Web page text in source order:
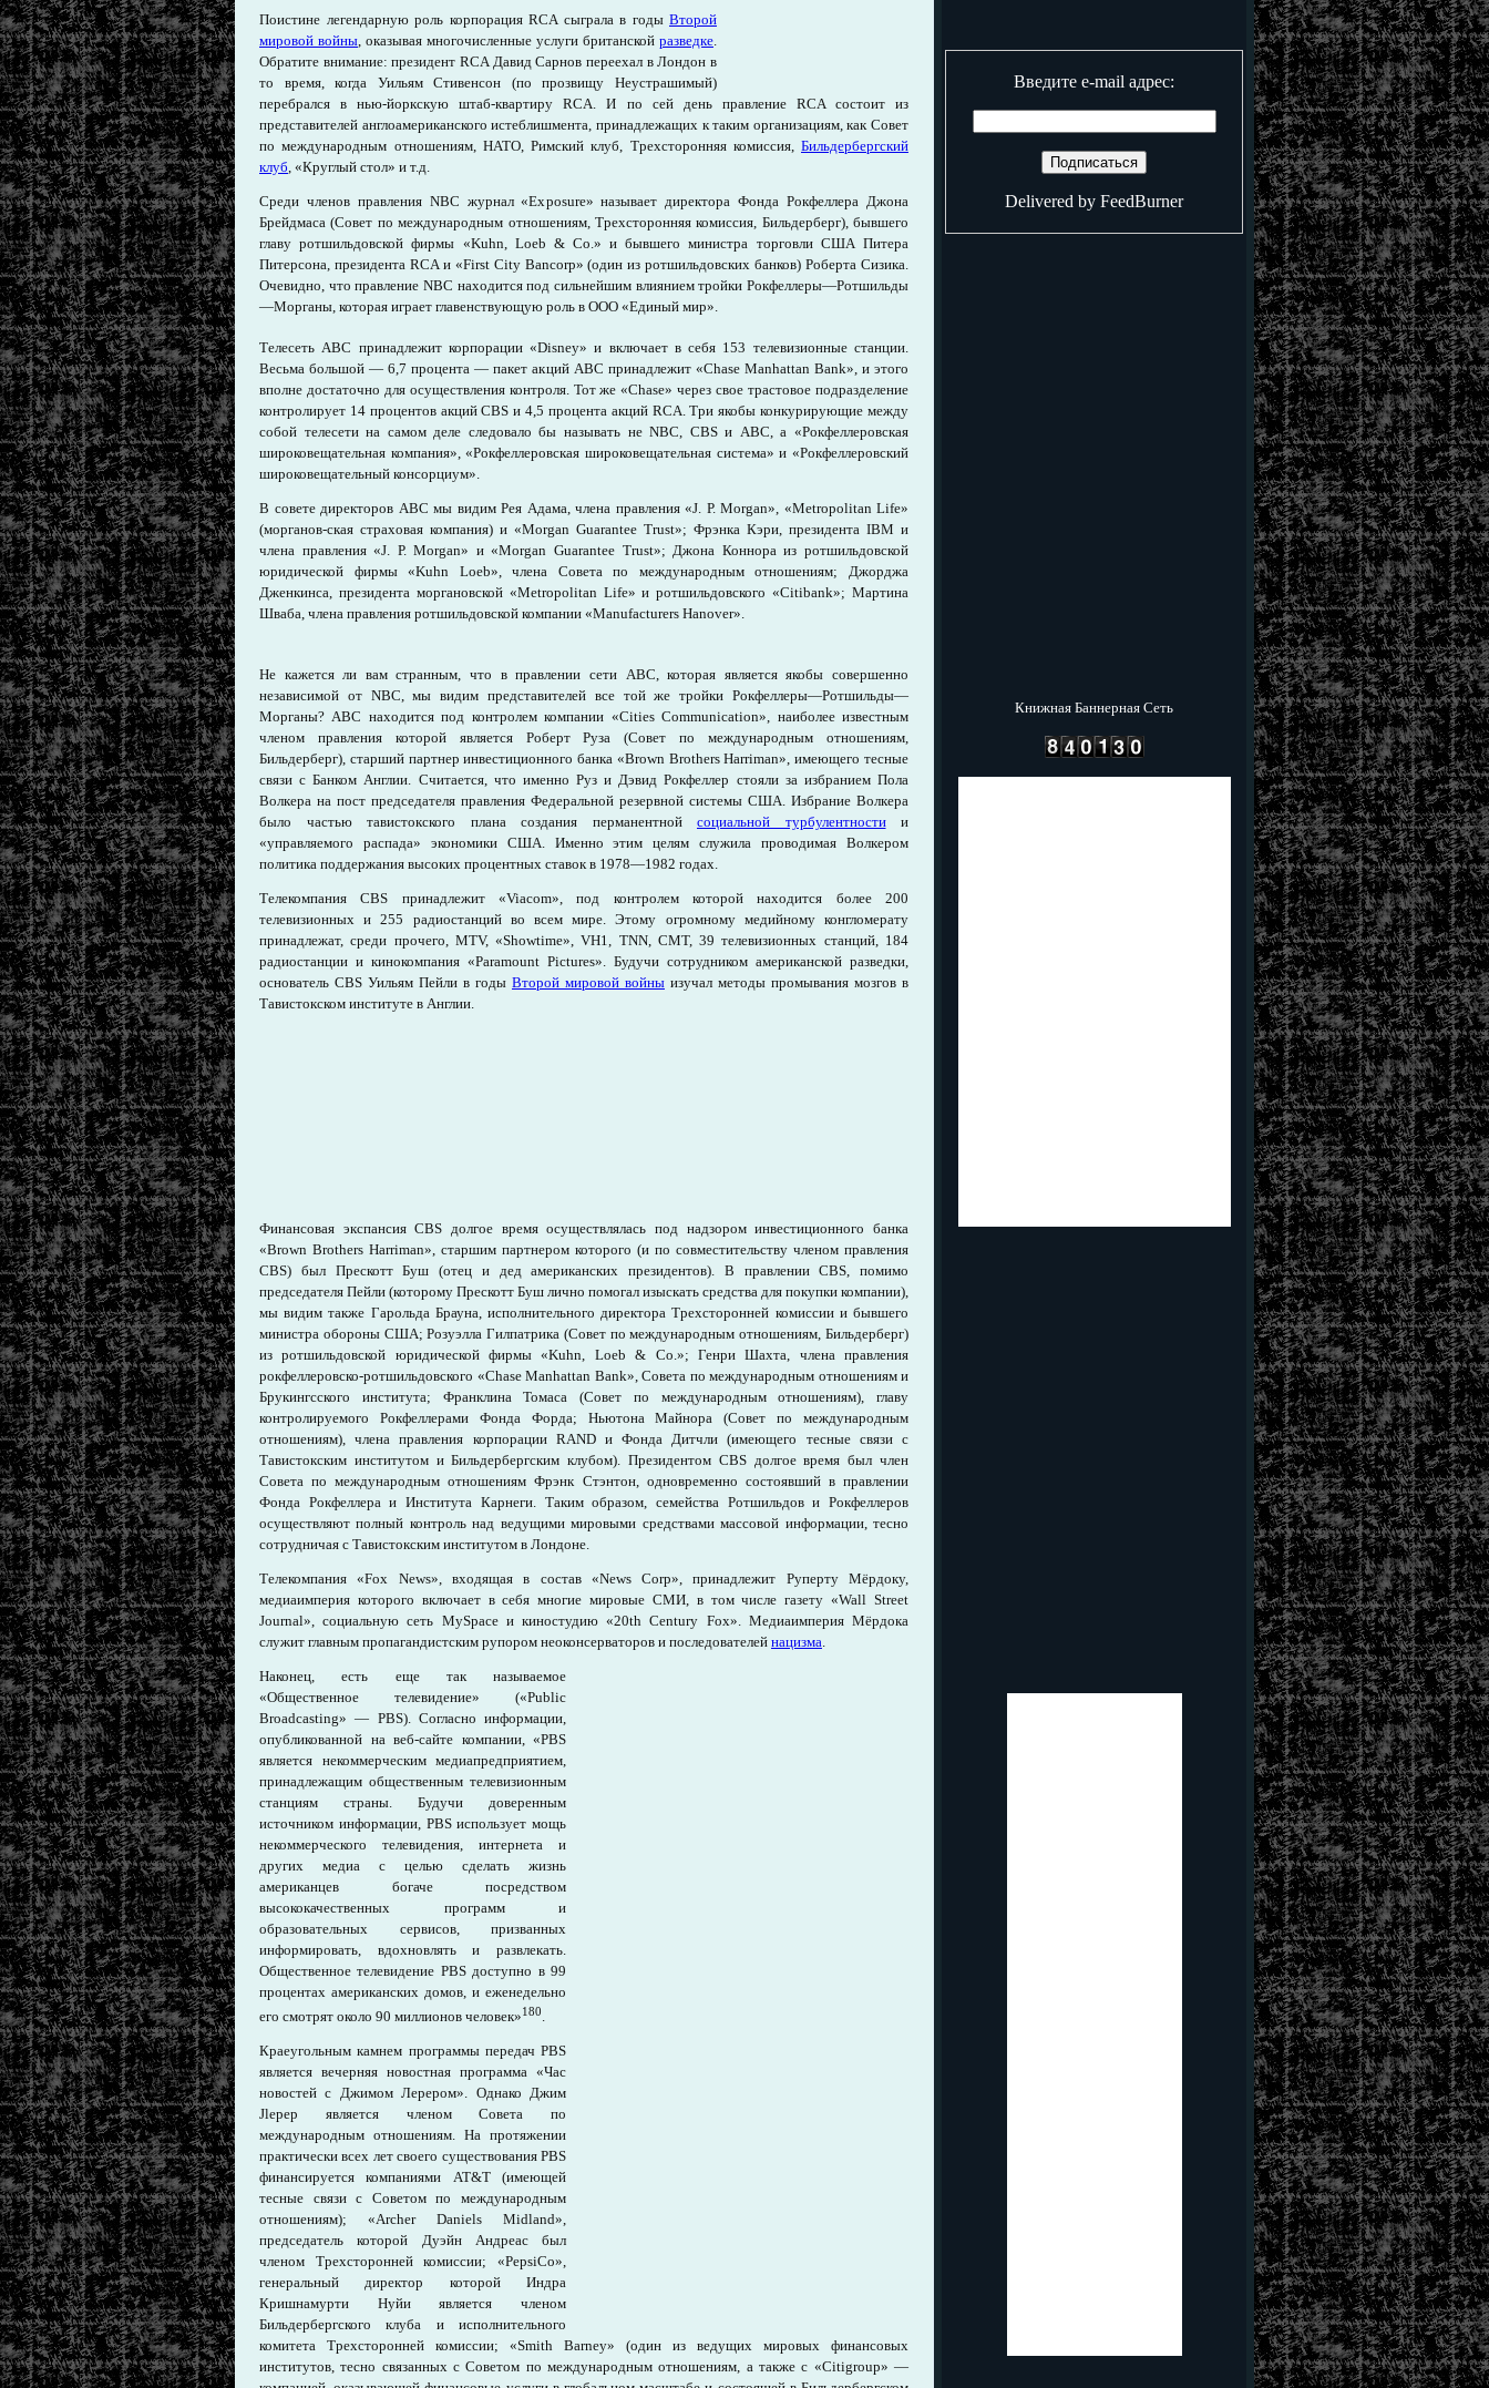
Поистине легендарную роль корпорация RCA сыграла в годы Второй
мировой войны, оказывая многочисленные услуги британской разведке.
Обратите внимание: президент RCA Давид Сарнов переехал в Лондон в
то время, когда Уильям Стивенсон (по прозвищу Неустрашимый)
перебрался в нью-йоркскую штаб-квартиру RCA. И по сей день правление RCA состоит из
представителей англоамериканского истеблишмента, принадлежащих к таким организациям, как Совет
по международным отношениям, НАТО, Римский клуб, Трехсторонняя комиссия, Бильдербергский
клуб, «Круглый стол» и т.д.
Среди членов правления NBC журнал «Exposure» называет директора Фонда Рокфеллера Джона
Брейдмаса (Совет по международным отношениям, Трехсторонняя комиссия, Бильдерберг), бывшего
главу ротшильдовской фирмы «Kuhn, Loeb & Со.» и бывшего министра торговли США Питера
Питерсона, президента RCA и «First City Bancorp» (один из ротшильдовских банков) Роберта Сизика.
Очевидно, что правление NBC находится под сильнейшим влиянием тройки Рокфеллеры—Ротшильды
—Морганы, которая играет главенствующую роль в ООО «Единый мир».
Телесеть ABC принадлежит корпорации «Disney» и включает в себя 153 телевизионные станции.
Весьма большой — 6,7 процента — пакет акций ABC принадлежит «Chase Manhattan Bank», и этого
вполне достаточно для осуществления контроля. Тот же «Chase» через свое трастовое подразделение
контролирует 14 процентов акций CBS и 4,5 процента акций RCA. Три якобы конкурирующие между
собой телесети на самом деле следовало бы называть не NBC, CBS и ABC, а «Рокфеллеровская
широковещательная компания», «Рокфеллеровская широковещательная система» и «Рокфеллеровский
широковещательный консорциум».
В совете директоров ABC мы видим Рея Адама, члена правления «J. Р. Morgan», «Metropolitan Life»
(морганов-ская страховая компания) и «Morgan Guarantee Trust»; Фрэнка Кэри, президента IBM и
члена правления «J. Р. Morgan» и «Morgan Guarantee Trust»; Джона Коннора из ротшильдовской
юридической фирмы «Kuhn Loeb», члена Совета по международным отношениям; Джорджа
Дженкинса, президента моргановской «Metropolitan Life» и ротшильдовского «Citibank»; Мартина
Шваба, члена правления ротшильдовской компании «Manufacturers Hanover».
Не кажется ли вам странным, что в правлении сети ABC, которая является якобы совершенно
независимой от NBC, мы видим представителей все той же тройки Рокфеллеры—Ротшильды—
Морганы? ABC находится под контролем компании «Cities Communication», наиболее известным
членом правления которой является Роберт Руза (Совет по международным отношениям,
Бильдерберг), старший партнер инвестиционного банка «Brown Brothers Harriman», имеющего тесные
связи с Банком Англии. Считается, что именно Руз и Дэвид Рокфеллер стояли за избранием Пола
Волкера на пост председателя правления Федеральной резервной системы США. Избрание Волкера
было частью тавистокского плана создания перманентной социальной турбулентностии
«управляемого распада» экономики США. Именно этим целям служила проводимая Волкером
политика поддержания высоких процентных ставок в 1978—1982 годах.
Телекомпания CBS принадлежит «Viacom», под контролем которой находится более 200
телевизионных и 255 радиостанций во всем мире. Этому огромному медийному конгломерату
принадлежат, среди прочего, MTV, «Showtime», VH1, TNN, CMT, 39 телевизионных станций, 184
радиостанции и кинокомпания «Paramount Pictures». Будучи сотрудником американской разведки,
основатель CBS Уильям Пейли в годы Второй мировой войны изучал методы промывания мозгов в
Тавистокском институте в Англии.
Финансовая экспансия CBS долгое время осуществлялась под надзором инвестиционного банка
«Brown Brothers Harriman», старшим партнером которого (и по совместительству членом правления
CBS) был Прескотт Буш (отец и дед американских президентов). В правлении CBS, помимо
председателя Пейли (которому Прескотт Буш лично помогал изыскать средства для покупки компании),
мы видим также Гарольда Брауна, исполнительного директора Трехсторонней комиссии и бывшего
министра обороны США; Розуэлла Гилпатрика (Совет по международным отношениям, Бильдерберг)
из ротшильдовской юридической фирмы «Kuhn, Loeb & Co.»; Генри Шахта, члена правления
рокфеллеровско-ротшильдовского «Chase Manhattan Bank», Совета по международным отношениям и
Брукингсского института; Франклина Томаса (Совет по международным отношениям), главу
контролируемого Рокфеллерами Фонда Форда; Ньютона Майнора (Совет по международным
отношениям), члена правления корпорации RAND и Фонда Дитчли (имеющего тесные связи с
Тавистокским институтом и Бильдербергским клубом). Президентом CBS долгое время был член
Совета по международным отношениям Фрэнк Стэнтон, одновременно состоявший в правлении
Фонда Рокфеллера и Института Карнеги. Таким образом, семейства Ротшильдов и Рокфеллеров
осуществляют полный контроль над ведущими мировыми средствами массовой информации, тесно
сотрудничая с Тавистокским институтом в Лондоне.
Телекомпания «Fox News», входящая в состав «News Corp», принадлежит Руперту Мёрдоку,
медиаимперия которого включает в себя многие мировые СМИ, в том числе газету «Wall Street
Journal», социальную сеть MySpace и киностудию «20th Century Fox». Медиаимперия Мёрдока
служит главным пропагандистским рупором неоконсерваторов и последователей нацизма.
Наконец, есть еще так называемое
«Общественное телевидение» («Public
Broadcasting» — PBS). Согласно информации,
опубликованной на веб-сайте компании, «PBS
является некоммерческим медиапредприятием,
принадлежащим общественным телевизионным
станциям страны. Будучи доверенным
источником информации, PBS использует мощь
некоммерческого телевидения, интернета и
других медиа с целью сделать жизнь
американцев богаче посредством
высококачественных программ и
образовательных сервисов, призванных
информировать, вдохновлять и развлекать.
Общественное телевидение PBS доступно в 99
процентах американских домов, и еженедельно
его смотрят около 90 миллионов человек»180.
Краеугольным камнем программы передач PBS
является вечерняя новостная программа «Час
новостей с Джимом Лерером». Однако Джим
Jlepep является членом Совета по
международным отношениям. На протяжении
практически всех лет своего существования PBS
финансируется компаниями AT&T (имеющей
тесные связи с Советом по международным
отношениям); «Archer Daniels Midland»,
председатель которой Дуэйн Андреас был
членом Трехсторонней комиссии; «PepsiCo»,
генеральный директор которой Индра
Кришнамурти Нуйи является членом
Бильдербергского клуба и исполнительного
комитета Трехсторонней комиссии; «Smith Barney» (один из ведущих мировых финансовых
институтов, тесно связанных с Советом по международным отношениям, а также с «Citigroup» —